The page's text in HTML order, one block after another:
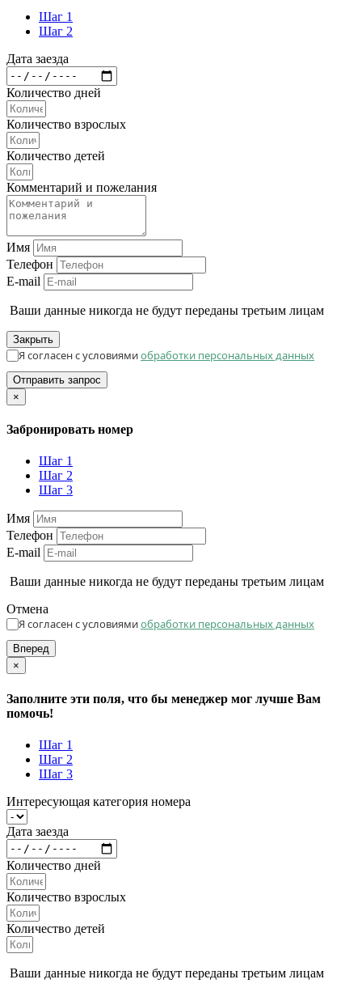
Шаг 1
Шаг 2
Дата заезда
Количество дней
Количество взрослых
Количество детей
Комментарий и пожелания
Имя
Телефон
E-mail
Ваши данные никогда не будут переданы третьим лицам
Закрыть
Я согласен с условиямиобработки персональных данных
Отправить запрос
×
Забронировать номер
Шаг 1
Шаг 2
Шаг 3
Имя
Телефон
E-mail
Ваши данные никогда не будут переданы третьим лицам
Отмена
Я согласен с условиямиобработки персональных данных
Вперед
×
Заполните эти поля, что бы менеджер мог лучше Вам
помочь!
Шаг 1
Шаг 2
Шаг 3
Интересующая категория номера
Дата заезда
Количество дней
Количество взрослых
Количество детей
Ваши данные никогда не будут переданы третьим лицам